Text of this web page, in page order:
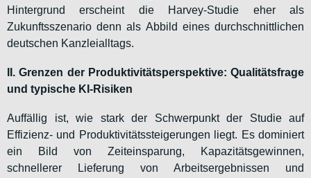
Hintergrund erscheint die Harvey-Studie eher als
Zukunftsszenario denn als Abbild eines durchschnittlichen
deutschen Kanzleialltags.
II. Grenzen der Produktivitätsperspektive: Qualitätsfrage
und typische KI-Risiken
Auffällig ist, wie stark der Schwerpunkt der Studie auf
Effizienz- und Produktivitätssteigerungen liegt. Es dominiert
ein Bild von Zeiteinsparung, Kapazitätsgewinnen,
schnellerer Lieferung von Arbeitsergebnissen und